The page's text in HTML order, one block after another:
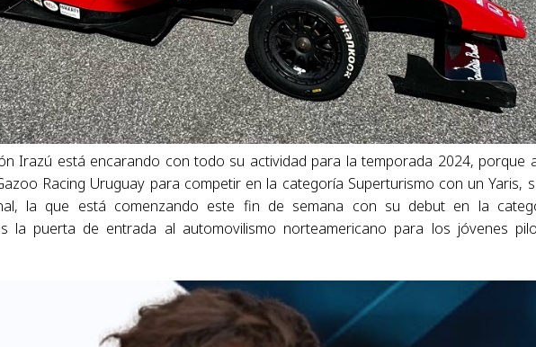
Irazú está encarando con todo su actividad para la temporada 2024, porque
Racing Uruguay para competir en la categoría Superturismo con un Yaris,
la que está comenzando este fin de semana con su debut en la
la puerta de entrada al automovilismo norteamericano para los jóvenes